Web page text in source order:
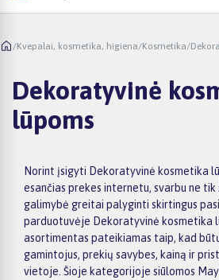
/Kvepalai, kosmetika, higiena/Kosmetika/
Dekoratyvinė
lūpoms
Norint įsigyti Dekoratyvinė kosmetika
esančias prekes internetu, svarbu ne
galimybė greitai palyginti skirtingus
parduotuvėje Dekoratyvinė kosmetika
asortimentas pateikiamas taip, kad
gamintojus, prekių savybes, kainą ir
vietoje. Šioje kategorijoje siūlomos